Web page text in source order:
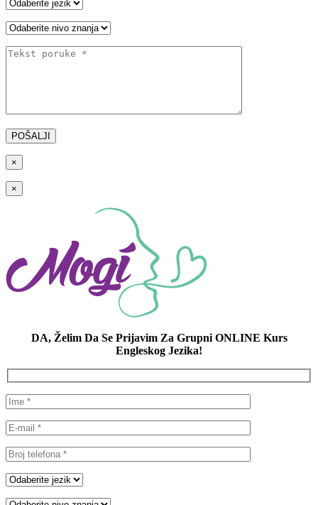
×
×
DA, Želim Da Se Prijavim Za Grupni ONLINE Kurs
Engleskog Jezika!